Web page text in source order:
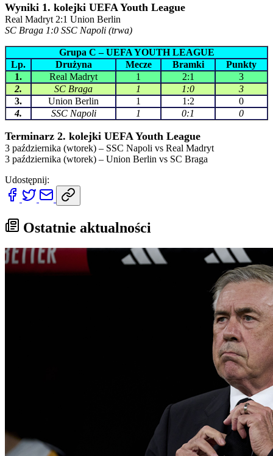
Wyniki 1. kolejki UEFA Youth League
Real Madryt 2:1 Union Berlin
SC Braga 1:0 SSC Napoli (trwa)
Grupa C – UEFA YOUTH LEAGUE
Lp.
Drużyna Mecze Bramki
Punkty
1.
Real Madryt 1 2:1
3
2.
SC Braga 1 1:0
3
3.
Union Berlin 1 1:2
0
4.
SSC Napoli 1 0:1 0
Terminarz 2. kolejki UEFA Youth League
3 października (wtorek) – SSC Napoli vs Real Madryt
3 października (wtorek) – Union Berlin vs SC Braga
Udostępnij:
Ostatnie aktualności